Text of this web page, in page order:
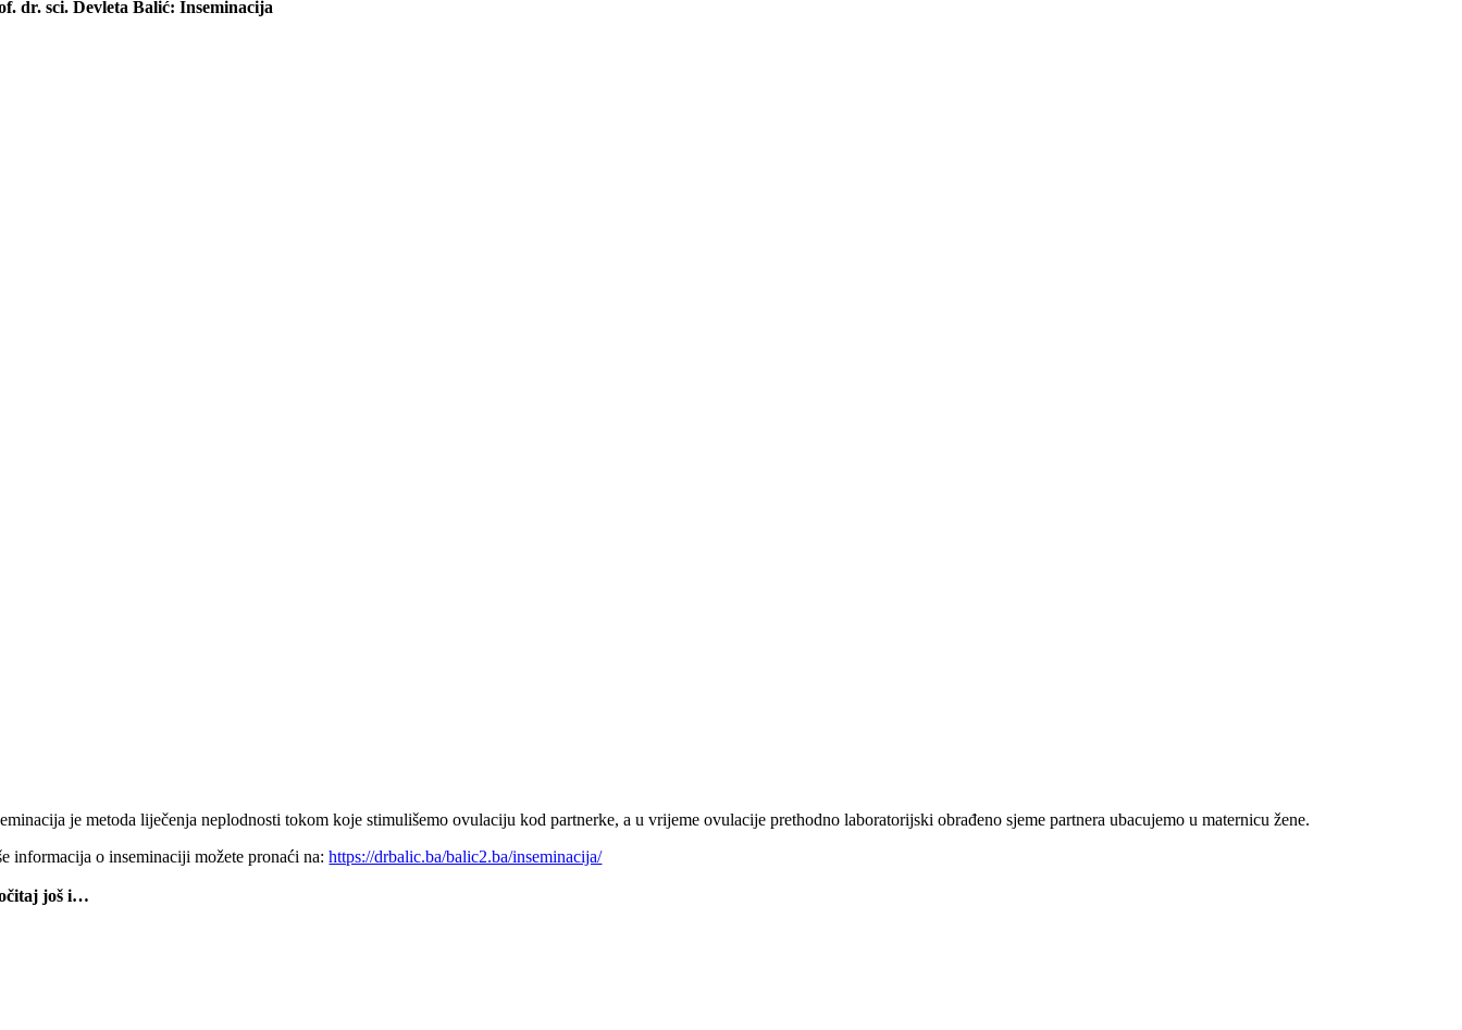
dr. sci. Devleta Balić: Inseminacija
je metoda liječenja neplodnosti tokom koje stimulišemo ovulaciju kod partnerke, a u vrijeme ovulacije prethodno laboratorijski obrađeno sjeme partnera ubacujemo u maternicu žene.
informacija o inseminaciji možete pronaći na:https://drbalic.ba/balic2.ba/inseminacija/
još i…